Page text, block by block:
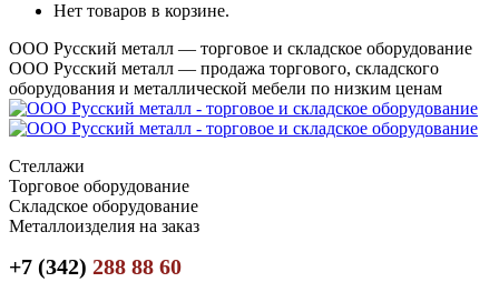
Нет товаров в корзине.
ООО Русский металл — торговое и складское оборудование
ООО Русский металл — продажа торгового, складского
оборудования и металлической мебели по низким ценам
Стеллажи
Торговое оборудование
Складское оборудование
Металлоизделия на заказ
+7 (342) 288 88 60